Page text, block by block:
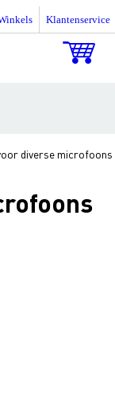
Klantenservice
diverse microfoons